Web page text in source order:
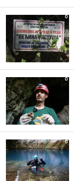
0
0
0